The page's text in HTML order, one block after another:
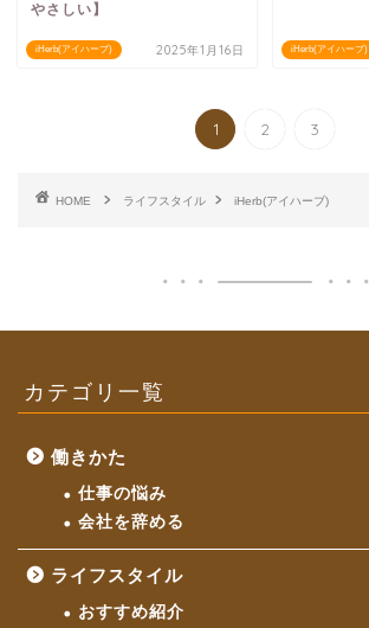
iHerb(アイハーブ)
やさしい】
2025年1月16日 iHerb(アイハーブ)
1 2 3
HOME ライフスタイル iHerb(アイハーブ)
カテゴリ一覧
働きかた
仕事の悩み
会社を辞める
ライフスタイル
おすすめ紹介